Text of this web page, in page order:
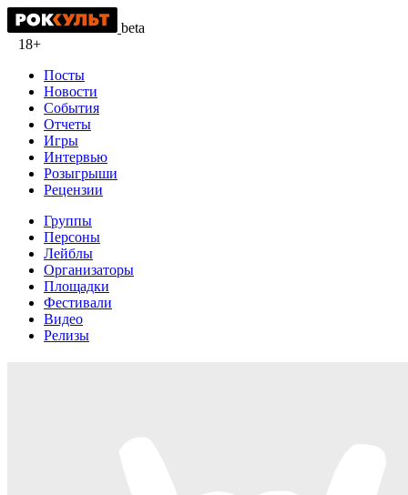
beta
18+
Посты
Новости
События
Отчеты
Игры
Интервью
Розыгрыши
Рецензии
Группы
Персоны
Лейблы
Организаторы
Площадки
Фестивали
Видео
Релизы